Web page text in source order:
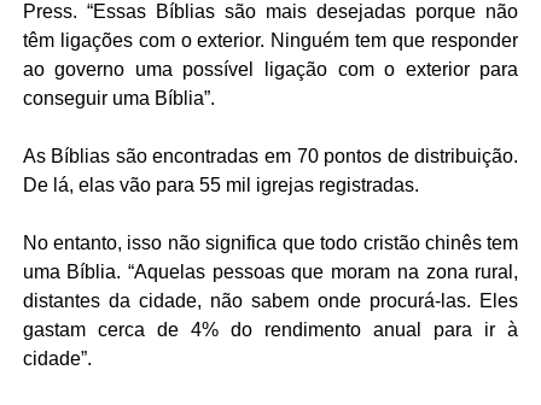
Press. “Essas Bíblias são mais desejadas porque não
têm ligações com o exterior. Ninguém tem que responder
ao governo uma possível ligação com o exterior para
conseguir uma Bíblia”.
As Bíblias são encontradas em 70 pontos de distribuição.
De lá, elas vão para 55 mil igrejas registradas.
No entanto, isso não significa que todo cristão chinês tem
uma Bíblia. “Aquelas pessoas que moram na zona rural,
distantes da cidade, não sabem onde procurá-las. Eles
gastam cerca de 4% do rendimento anual para ir à
cidade”.